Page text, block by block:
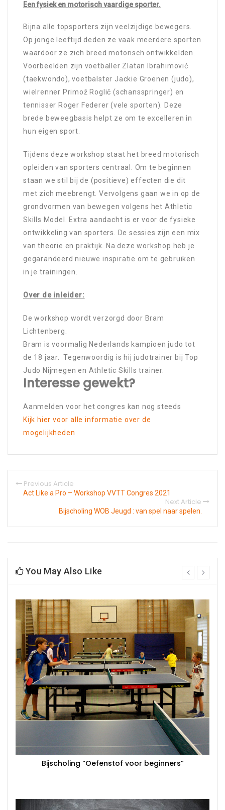
Een fysiek en motorisch vaardige sporter.
Bijna alle topsporters zijn veelzijdige bewegers.
Op jonge leeftijd deden ze vaak meerdere sporten
waardoor ze zich breed motorisch ontwikkelden.
Voorbeelden zijn voetballer Zlatan Ibrahimović
(taekwondo), voetbalster Jackie Groenen (judo),
wielrenner Primož Roglič (schansspringer) en
tennisser Roger Federer (vele sporten). Deze
brede beweegbasis helpt ze om te excelleren in
hun eigen sport.
Tijdens deze workshop staat het breed motorisch
opleiden van sporters centraal. Om te beginnen
staan we stil bij de (positieve) effecten die dit
met zich meebrengt. Vervolgens gaan we in op de
grondvormen van bewegen volgens het Athletic
Skills Model. Extra aandacht is er voor de fysieke
ontwikkeling van sporters. De sessies zijn een mix
van theorie en praktijk. Na deze workshop heb je
gegarandeerd nieuwe inspiratie om te gebruiken
in je trainingen.
Over de inleider:
De workshop wordt verzorgd door Bram
Lichtenberg.
Bram is voormalig Nederlands kampioen judo tot
de 18 jaar. Tegenwoordig is hij judotrainer bij Top
Judo Nijmegen en Athletic Skills trainer.
Interesse gewekt?
Aanmelden voor het congres kan nog steeds
Kijk hier voor alle informatie over de
mogelijkheden
Previous Article
Act Like a Pro – Workshop VVTT Congres 2021
Next Article
Bijscholing WOB Jeugd : van spel naar spelen.
You May Also Like
Bijscholing “Oefenstof voor beginners”
prev